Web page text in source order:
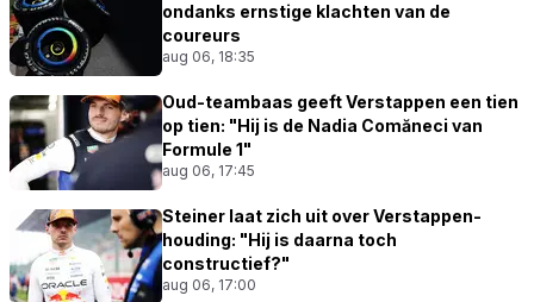
ondanks ernstige klachten van de
coureurs
aug 06, 18:35
Oud-teambaas geeft Verstappen een tien
op tien: "Hij is de Nadia Comăneci van
Formule 1"
aug 06, 17:45
Steiner laat zich uit over Verstappen-
houding: "Hij is daarna toch
constructief?"
aug 06, 17:00